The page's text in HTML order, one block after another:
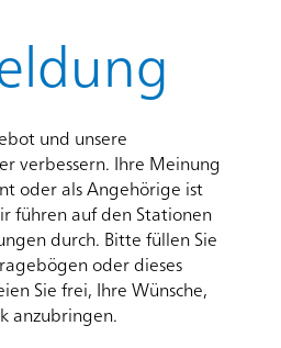
und unsere
verbessern. Ihre Meinung
oder als Angehörige ist
führen auf den Stationen
durch. Bitte füllen Sie
oder dieses
Sie frei, Ihre Wünsche,
anzubringen.